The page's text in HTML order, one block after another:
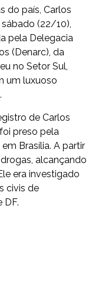
do país, Carlos
sábado (22/10),
pela Delegacia
(Denarc), da
no Setor Sul,
um luxuoso
de Carlos
preso pela
Brasília. A partir
alcançando
era investigado
civis de
DF.